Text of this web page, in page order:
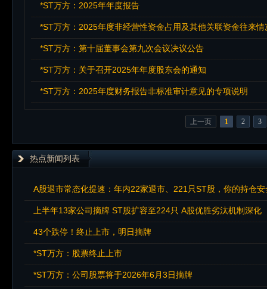
*ST万方：2025年年度报告
*ST万方：2025年度非经营性资金占用及其他关联资金往来情
*ST万方：第十届董事会第九次会议决议公告
*ST万方：关于召开2025年年度股东会的通知
*ST万方：2025年度财务报告非标准审计意见的专项说明
上一页 1 2 3
热点新闻列表
A股退市常态化提速：年内22家退市、221只ST股，你的持仓
上半年13家公司摘牌 ST股扩容至224只 A股优胜劣汰机制深化
43个跌停！终止上市，明日摘牌
*ST万方：股票终止上市
*ST万方：公司股票将于2026年6月3日摘牌